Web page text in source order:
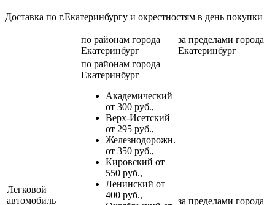
Доставка по г.Екатеринбургу и окрестностям в день покупки
по районам города
Екатеринбург
за пределами города
Екатеринбург
Легковой
автомобиль
по районам города
Екатеринбург
Академический
от 300 руб.,
Верх-Исетский
от 295 руб.,
Железнодорожн.
от 350 руб.,
Кировский от
550 руб.,
Ленинский от
400 руб.,
за пределами города